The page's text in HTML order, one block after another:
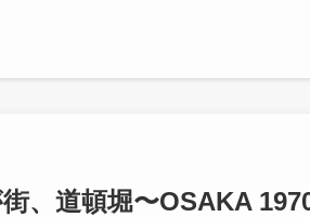
、道頓堀〜OSAKA